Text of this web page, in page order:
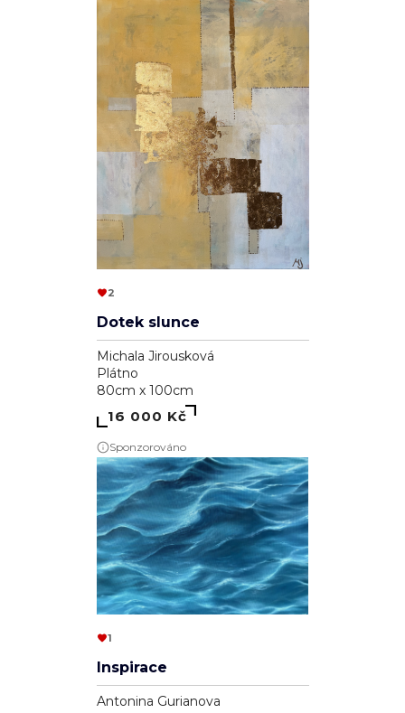
2
Dotek slunce
Michala Jirousková
Plátno
80cm x 100cm
16 000 Kč
Sponzorováno
1
Inspirace
Antonina Gurianova